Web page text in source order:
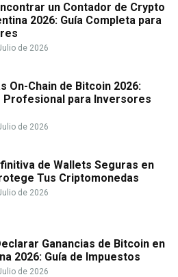
un Contador de Crypto
2026: Guía Completa para
de 2026
On-Chain de Bitcoin 2026:
Profesional para Inversores
de 2026
de Wallets Seguras en
Tus Criptomonedas
de 2026
Ganancias de Bitcoin en
2026: Guía de Impuestos
de 2026